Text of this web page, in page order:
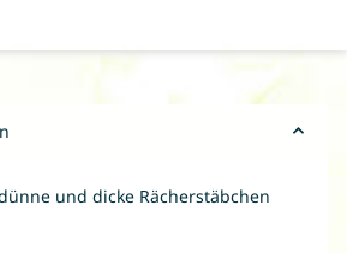
und dicke Rächerstäbchen